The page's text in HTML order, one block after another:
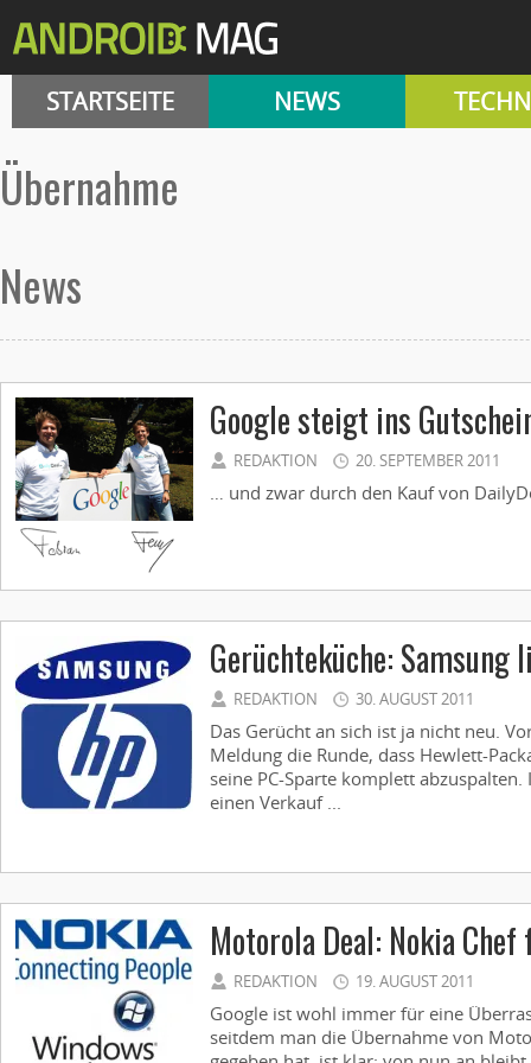
STARTSEITE NEWS
übernahme
News
Google steigt ins
REDAKTION 20. SEPTEMBER 2011
… und zwar durch den Kauf von
Gerüchteküche:
REDAKTION 30. AUGUST 2011
Das Gerücht an sich ist ja nicht neu.
Meldung die Runde, dass Hewlett-
seine PC-Sparte komplett
einen Verkauf ...
Motorola Deal: Nokia
REDAKTION 19. AUGUST 2011
Google ist wohl immer für eine
seitdem man die Übernahme von